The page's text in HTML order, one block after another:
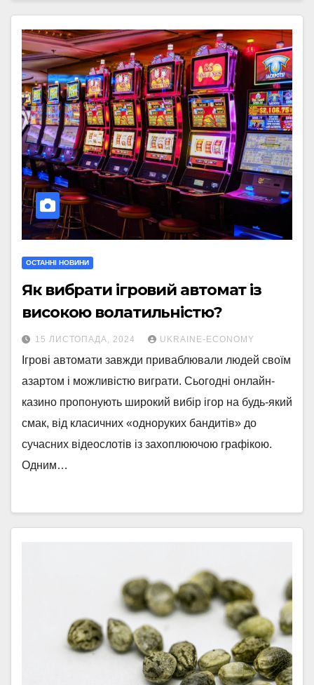
ОСТАННІ НОВИНИ
Як вибрати ігровий автомат із
високою волатильністю?
15 ЛИСТОПАДА, 2024 UKRAINE-ECONOMY
Ігрові автомати завжди приваблювали людей своїм
азартом і можливістю виграти. Сьогодні онлайн-
казино пропонують широкий вибір ігор на будь-який
смак, від класичних «одноруких бандитів» до
сучасних відеослотів із захоплюючою графікою.
Одним…